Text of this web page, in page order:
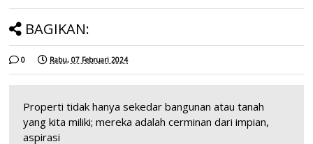
BAGIKAN:
0 Rabu, 07 Februari 2024
Properti tidak hanya sekedar bangunan atau tanah
yang kita miliki; mereka adalah cerminan dari impian,
aspirasi